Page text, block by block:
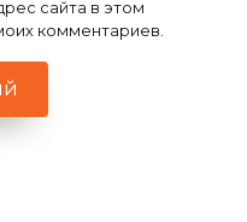
сайта в этом
комментариев.